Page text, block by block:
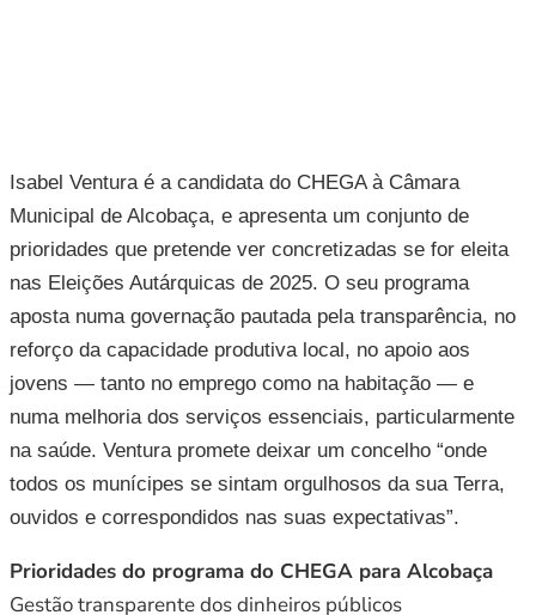
Isabel Ventura é a candidata do CHEGA à Câmara
Municipal de Alcobaça, e apresenta um conjunto de
prioridades que pretende ver concretizadas se for eleita
nas Eleições Autárquicas de 2025. O seu programa
aposta numa governação pautada pela transparência, no
reforço da capacidade produtiva local, no apoio aos
jovens — tanto no emprego como na habitação — e
numa melhoria dos serviços essenciais, particularmente
na saúde. Ventura promete deixar um concelho “onde
todos os munícipes se sintam orgulhosos da sua Terra,
ouvidos e correspondidos nas suas expectativas”.
Prioridades do programa do CHEGA para Alcobaça
Gestão transparente dos dinheiros públicos